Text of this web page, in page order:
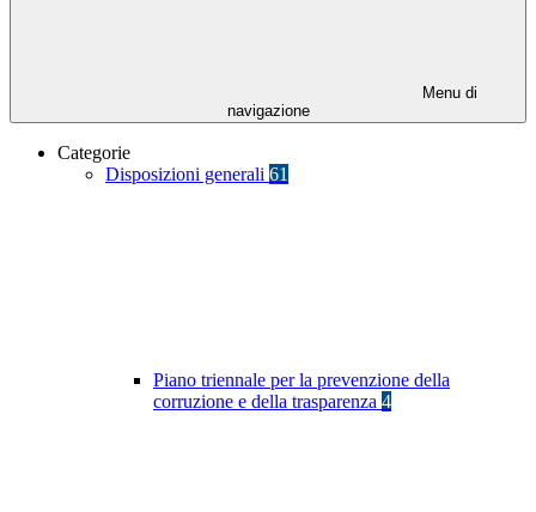
Menu di
navigazione
Categorie
Disposizioni generali 61
Piano triennale per la prevenzione della
corruzione e della trasparenza 4